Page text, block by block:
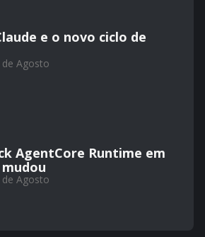
e o novo ciclo de
de Agosto
AgentCore Runtime em
mudou
de Agosto